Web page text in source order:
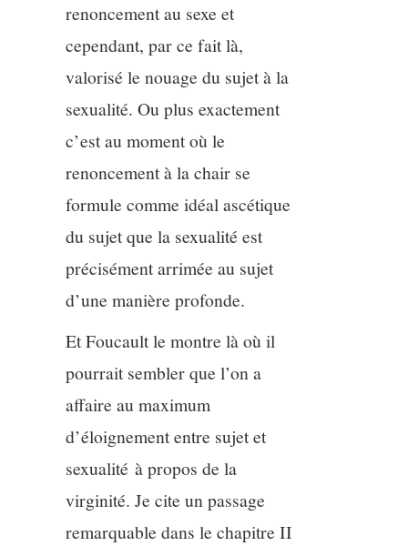
renoncement au sexe et
cependant, par ce fait là,
valorisé le nouage du sujet à la
sexualité. Ou plus exactement
c’est au moment où le
renoncement à la chair se
formule comme idéal ascétique
du sujet que la sexualité est
précisément arrimée au sujet
d’une manière profonde.
Et Foucault le montre là où il
pourrait sembler que l’on a
affaire au maximum
d’éloignement entre sujet et
sexualité à propos de la
virginité. Je cite un passage
remarquable dans le chapitre II